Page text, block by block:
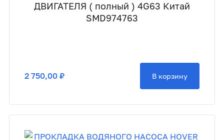
ДВИГАТЕЛЯ ( полный ) 4G63 Китай
SMD974763
2 750,00 ₽ В корзину